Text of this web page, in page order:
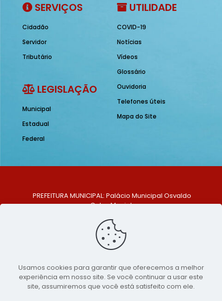
SERVIÇOS
Cidadão
Servidor
Tributário
LEGISLAÇÃO
Municipal
Estadual
Federal
UTILIDADE
COVID-19
Notícias
Vídeos
Glossário
Ouvidoria
Telefones úteis
Mapa do Site
PREFEITURA MUNICIPAL: Palácio Municipal Osvaldo
Celso Maciel
Centro, São Bento do Una - PE. CEP: 553370-128
TELEFONE: (81) 99548-1569
E-MAIL: ouvidoria@saobentodouna.pe.gov.br
Copyright 2021-2026 - Assessoria de Comunicação da
Prefeitura de São Bento do Una - PE
Usamos cookies para garantir que oferecemos a melhor
experiência em nosso site. Se você continuar a usar este
site, assumiremos que você está satisfeito com ele.